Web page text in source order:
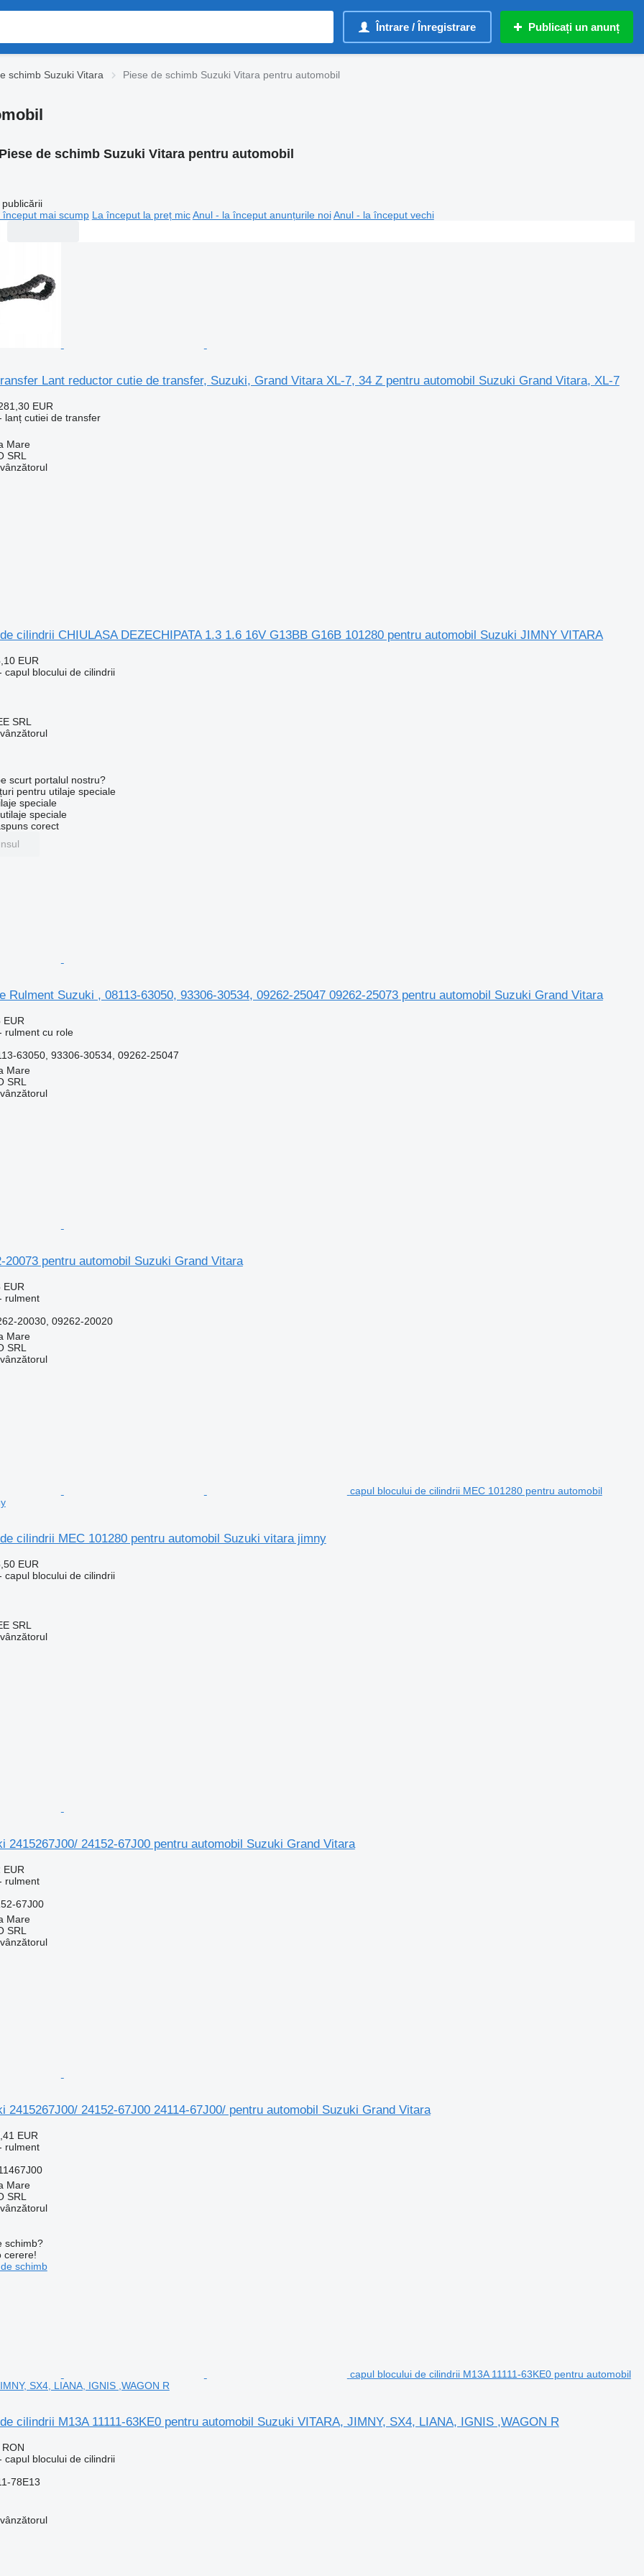
Întrare / Înregistrare Publicați un anunț
schimb Suzuki Vitara Piese de schimb Suzuki Vitara pentru automobil
Piese de schimb Suzuki Vitara pentru automobil
publicării
început mai scump La început la preț mic Anul - la început anunțurile noi Anul - la început vechi
Lant reductor cutie de transfer, Suzuki, Grand Vitara XL-7, 34 Z pentru automobil Suzuki Grand Vitara, XL-7
EUR
lanț cutiei de transfer
Mare
SRL
cilindrii CHIULASA DEZECHIPATA 1.3 1.6 16V G13BB G16B 101280 pentru automobil Suzuki JIMNY VITARA
EUR
capul blocului de cilindrii
SRL
scurt portalul nostru?
pentru utilaje speciale
speciale
speciale
corect
Rulment Suzuki , 08113-63050, 93306-30534, 09262-25047 09262-25073 pentru automobil Suzuki Grand Vitara
EUR
rulment cu role
63050, 93306-30534, 09262-25047
Mare
SRL
20073 pentru automobil Suzuki Grand Vitara
EUR
rulment
20030, 09262-20020
Mare
SRL
capul blocului de cilindrii MEC 101280 pentru automobil
cilindrii MEC 101280 pentru automobil Suzuki vitara jimny
EUR
capul blocului de cilindrii
SRL
2415267J00/ 24152-67J00 pentru automobil Suzuki Grand Vitara
EUR
rulment
67J00
Mare
SRL
2415267J00/ 24152-67J00 24114-67J00/ pentru automobil Suzuki Grand Vitara
EUR
rulment
Mare
SRL
schimb?
cerere!
schimb
capul blocului de cilindrii M13A 11111-63KE0 pentru automobil
SX4, LIANA, IGNIS ,WAGON R
cilindrii M13A 11111-63KE0 pentru automobil Suzuki VITARA, JIMNY, SX4, LIANA, IGNIS ,WAGON R
capul blocului de cilindrii
78E13